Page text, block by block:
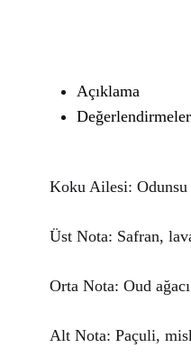
Açıklama
Koku Ailesi: Odunsu
Üst Nota: Safran,
Orta Nota: Oud
Alt Nota: Paçuli,